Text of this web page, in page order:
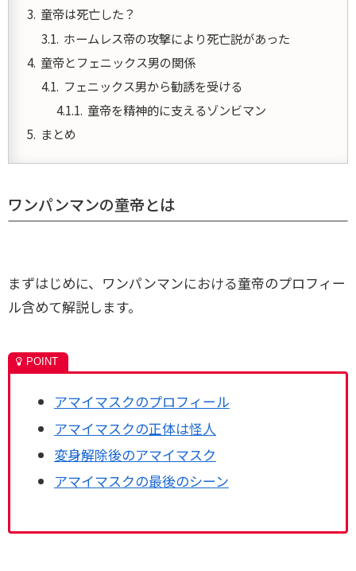
童帝は死亡した？
ホームレス帝の攻撃により死亡説があった
童帝とフェニックス男の関係
フェニックス男から勧誘を受ける
童帝を精神的に支えるゾンビマン
まとめ
ワンパンマンの童帝とは
まずはじめに、ワンパンマンにおける童帝のプロフィー
ル含めて解説します。
アマイマスクのプロフィール
アマイマスクの正体は怪人
変身解除後のアマイマスク
アマイマスクの最後のシーン